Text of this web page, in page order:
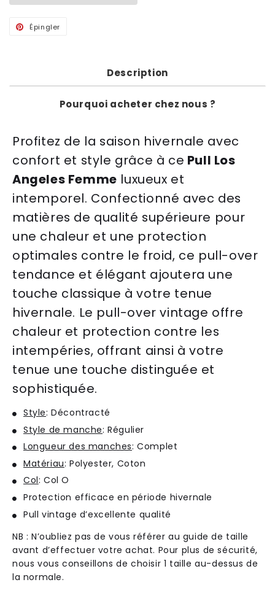
Épingler
Description
Pourquoi acheter chez nous ?
Profitez de la saison hivernale avec
confort et style grâce à ce Pull Los
Angeles Femme luxueux et
intemporel. Confectionné avec des
matières de qualité supérieure pour
une chaleur et une protection
optimales contre le froid, ce pull-over
tendance et élégant ajoutera une
touche classique à votre tenue
hivernale. Le pull-over vintage offre
chaleur et protection contre les
intempéries, offrant ainsi à votre
tenue une touche distinguée et
sophistiquée.
Style: Décontracté
Style de manche: Régulier
Longueur des manches: Complet
Matériau: Polyester, Coton
Col: Col O
Protection efficace en période hivernale
Pull vintage d’excellente qualité
NB : N’oubliez pas de vous référer au guide de taille
avant d’effectuer votre achat. Pour plus de sécurité,
nous vous conseillons de choisir 1 taille au-dessus de
la normale.